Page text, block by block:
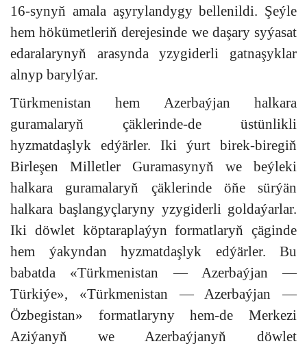
16-synyň amala aşyrylandygy bellenildi. Şeýle
hem hökümetleriň derejesinde we daşary syýasat
edaralarynyň arasynda yzygiderli gatnaşyklar
alnyp barylýar.
Türkmenistan hem Azerbaýjan halkara
guramalaryň çäklerinde-de üstünlikli
hyzmatdaşlyk edýärler. Iki ýurt birek-biregiň
Birleşen Milletler Guramasynyň we beýleki
halkara guramalaryň çäklerinde öňe sürýän
halkara başlangyçlaryny yzygiderli goldaýarlar.
Iki döwlet köptaraplaýyn formatlaryň çäginde
hem ýakyndan hyzmatdaşlyk edýärler. Bu
babatda «Türkmenistan — Azerbaýjan —
Türkiýe», «Türkmenistan — Azerbaýjan —
Özbegistan» formatlaryny hem-de Merkezi
Aziýanyň we Azerbaýjanyň döwlet